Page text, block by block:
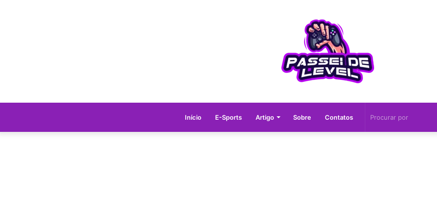
Início E-Sports Artigo Sobre Contatos